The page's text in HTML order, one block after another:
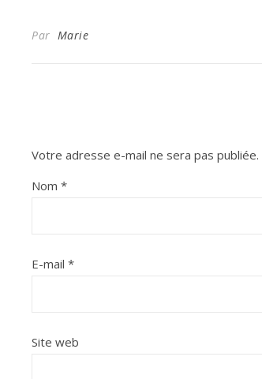
Par Marie
Votre adresse e-mail ne sera pas publiée.
Nom *
E-mail *
Site web